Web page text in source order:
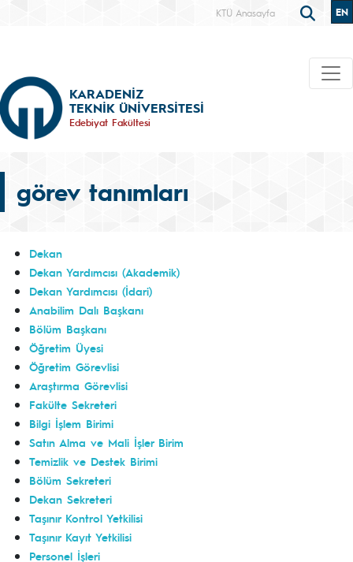
KTÜ Anasayfa EN
KARADENİZ
TEKNİK ÜNİVERSİTESİ
Edebiyat Fakültesi
görev tanımları
Dekan
Dekan Yardımcısı (Akademik)
Dekan Yardımcısı (İdari)
Anabilim Dalı Başkanı
Bölüm Başkanı
Öğretim Üyesi
Öğretim Görevlisi
Araştırma Görevlisi
Fakülte Sekreteri
Bilgi İşlem Birimi
Satın Alma ve Mali İşler Birim
Temizlik ve Destek Birimi
Bölüm Sekreteri
Dekan Sekreteri
Taşınır Kontrol Yetkilisi
Taşınır Kayıt Yetkilisi
Personel İşleri